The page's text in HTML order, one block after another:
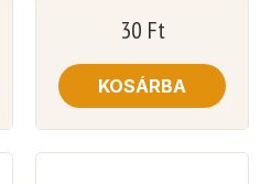
30 Ft
KOSÁRBA